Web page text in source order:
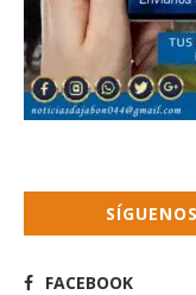
FACEBOOK